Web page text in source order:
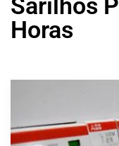
Sarilhos
Horas